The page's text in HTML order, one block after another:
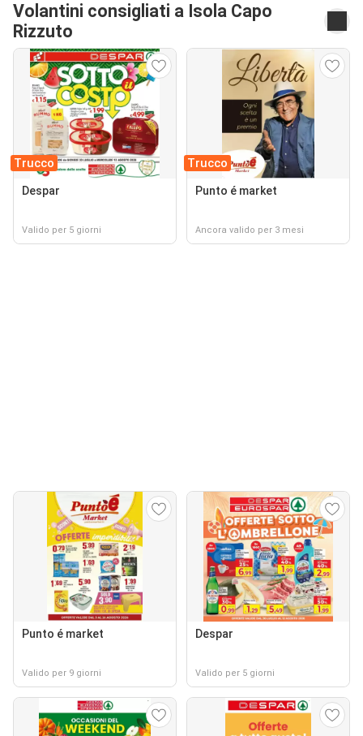
Volantini consigliati a Isola Capo
Rizzuto
Trucco
Despar
Valido per 5 giorni
Trucco
Punto é market
Ancora valido per 3 mesi
Punto é market
Valido per 9 giorni
Despar
Valido per 5 giorni